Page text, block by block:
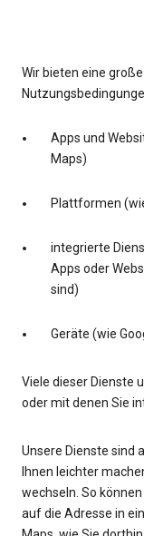
Wir bieten eine
Apps und
Maps)
Plattformen
integrierte
Apps oder
sind)
Geräte (wie
Viele dieser Dienste
oder mit denen Sie
Unsere Dienste sind
Ihnen leichter
wechseln. So
auf die Adresse in